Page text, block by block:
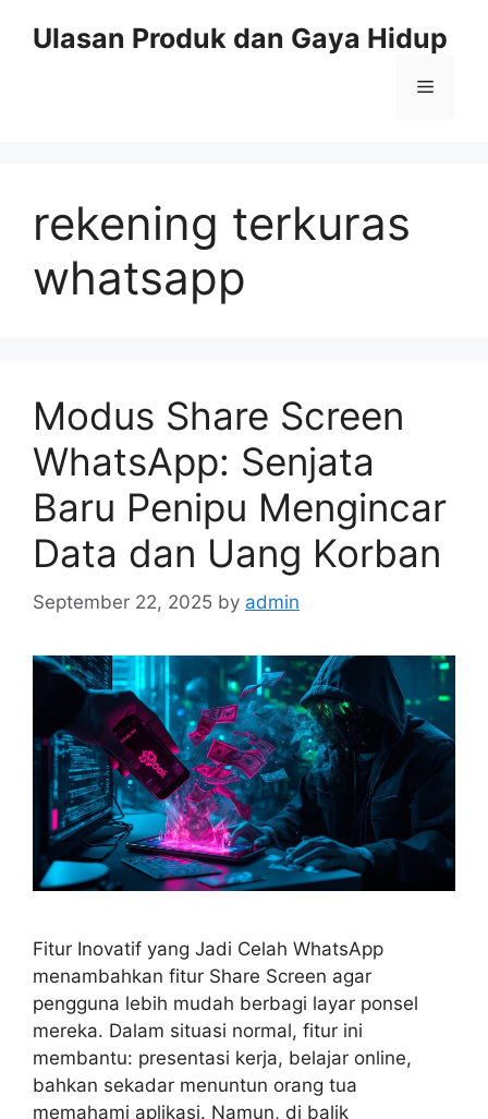
Ulasan Produk dan Gaya Hidup
Menu
rekening terkuras
whatsapp
Modus Share Screen
WhatsApp: Senjata
Baru Penipu Mengincar
Data dan Uang Korban
September 22, 2025 by admin
Fitur Inovatif yang Jadi Celah WhatsApp
menambahkan fitur Share Screen agar
pengguna lebih mudah berbagi layar ponsel
mereka. Dalam situasi normal, fitur ini
membantu: presentasi kerja, belajar online,
bahkan sekadar menuntun orang tua
memahami aplikasi. Namun, di balik